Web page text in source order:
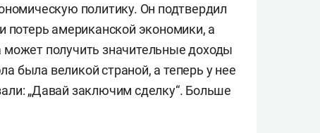
политику. Он подтвердил
американской экономики, а
может получить значительные доходы
была великой страной, а теперь у нее
„Давай заключим сделку“. Больше